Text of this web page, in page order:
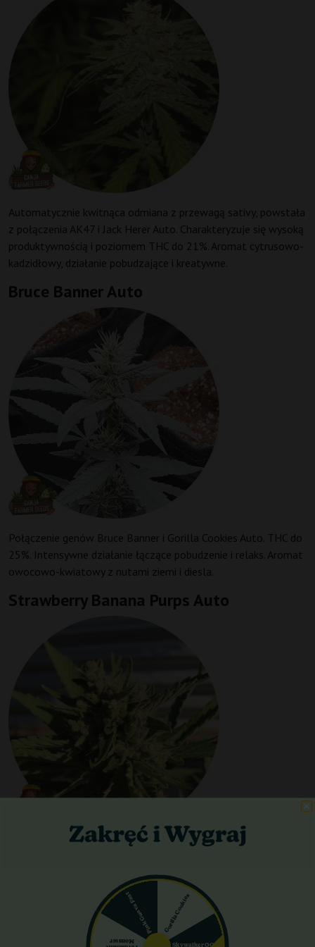
Automatycznie kwitnąca odmiana z przewagą sativy, powstała
z połączenia AK47 i Jack Herer Auto. Charakteryzuje się wysoką
produktywnością i poziomem THC do 21%. Aromat cytrusowo-
kadzidłowy, działanie pobudzające i kreatywne.
Bruce Banner Auto
Połączenie genów Bruce Banner i Gorilla Cookies Auto. THC do
25%. Intensywne działanie łączące pobudzenie i relaks. Aromat
owocowo-kwiatowy z nutami ziemi i diesla.
Strawberry Banana Purps Auto
Krzyżówka Strawberry Banana i Red Poison Auto. THC 15–20%.
z nutami przypraw i wyraźnym efekcie relaksującym.
Rainbow Candy XL AutoGorilla Cookies
Skywalker OG
Monster
Pink Guava Fast